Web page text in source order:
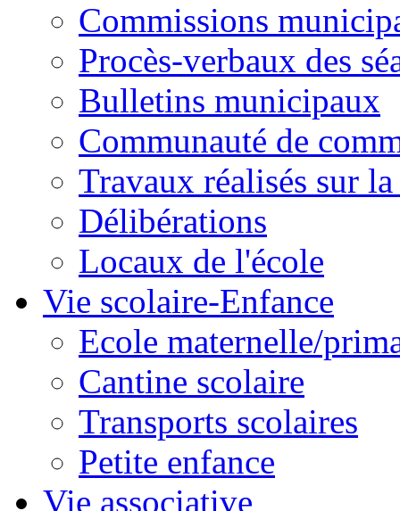
Commissions
Procès-verbaux des
Bulletins municipaux
Communauté de
Travaux réalisés sur
Délibérations
Locaux de l'école
Vie scolaire-Enfance
Ecole maternelle/
Cantine scolaire
Transports scolaires
Petite enfance
Vie associative